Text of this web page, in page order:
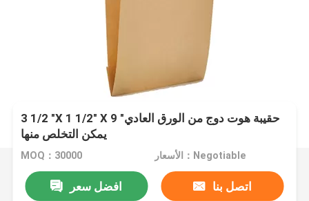
3 1/2 "X 1 1/2" X 9 "حقيبة هوت دوج من الورق العادي
يمكن التخلص منها
MOQ：30000 الأسعار：Negotiable
افضل سعر اتصل بنا